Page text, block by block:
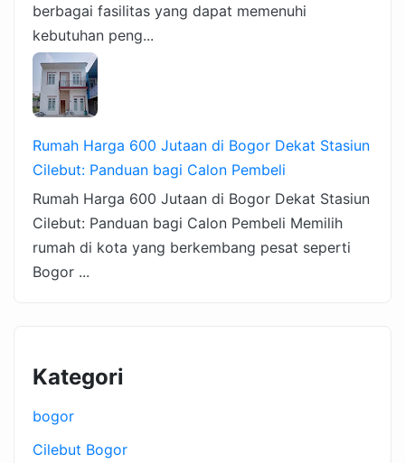
berbagai fasilitas yang dapat memenuhi
kebutuhan peng...
Rumah Harga 600 Jutaan di Bogor Dekat Stasiun
Cilebut: Panduan bagi Calon Pembeli
Rumah Harga 600 Jutaan di Bogor Dekat Stasiun
Cilebut: Panduan bagi Calon Pembeli Memilih
rumah di kota yang berkembang pesat seperti
Bogor ...
Kategori
bogor
Cilebut Bogor